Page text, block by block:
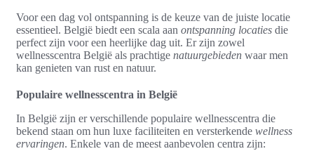
Voor een dag vol ontspanning is de keuze van de juiste locatie
essentieel. België biedt een scala aan ontspanning locaties die
perfect zijn voor een heerlijke dag uit. Er zijn zowel
wellnesscentra België als prachtige natuurgebieden waar men
kan genieten van rust en natuur.
Populaire wellnesscentra in België
In België zijn er verschillende populaire wellnesscentra die
bekend staan om hun luxe faciliteiten en versterkende wellness
ervaringen. Enkele van de meest aanbevolen centra zijn: